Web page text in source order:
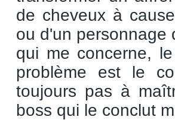
de cheveux à
ou d'un personnage
qui me concerne,
problème est le
toujours pas à
boss qui le conclut